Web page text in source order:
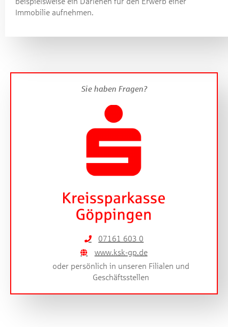
Immobilie aufnehmen.
Sie haben Fragen?
07161 603 0
www.ksk-gp.de
oder persönlich in unseren Filialen und
Geschäftsstellen